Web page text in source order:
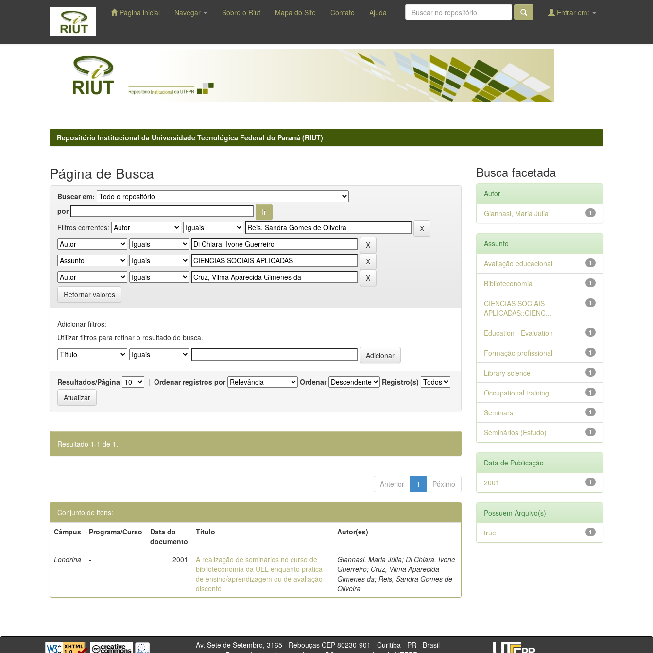
navigation
Página inicial Navegar Sobre o Riut Mapa do Site Contato Ajuda Entrar em:
Repositório Institucional da Universidade Tecnológica Federal do Paraná (RIUT)
Página de Busca
Buscar em:
por
Filtros correntes:
Retornar valores
Adicionar filtros:
Utilizar filtros para refinar o resultado de busca.
Resultados/Página | Ordenar registros por Ordenar Registro(s)
Resultado 1-1 de 1.
Anterior 1 Póximo
Conjunto de itens:
Câmpus
Programa/Curso
Data do
documento
Título Autor(es)
Londrina - 2001
A realização de seminários no curso de
biblioteconomia da UEL enquanto prática
de ensino/aprendizagem ou de avaliação
discente
Giannasi, Maria Júlia; Di Chiara, Ivone
Guerreiro; Cruz, Vilma Aparecida
Gimenes da; Reis, Sandra Gomes de
Oliveira
Busca facetada
Autor
1
Giannasi, Maria Júlia
Assunto
1
Avaliação educacional
1
Biblioteconomia
1
CIENCIAS SOCIAIS
APLICADAS::CIENC...
1
Education - Evaluation
1
Formação profissional
1
Library science
1
Occupational training
1
Seminars
1
Seminários (Estudo)
Data de Publicação
1
2001
Possuem Arquivo(s)
1
true
Av. Sete de Setembro, 3165 - Rebouças CEP 80230-901 - Curitiba - PR - Brasil